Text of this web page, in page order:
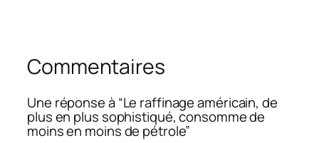
Commentaires
Une réponse à “Le raffinage américain, de
plus en plus sophistiqué, consomme de
moins en moins de pétrole”